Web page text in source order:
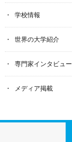
学校情報
世界の大学紹介
専門家インタビュー
メディア掲載